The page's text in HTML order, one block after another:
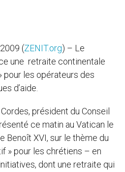
(ZENIT.org) – Le
une retraite continentale
pour les opérateurs des
d’aide.
président du Conseil
ce matin au Vatican le
Benoît XVI, sur le thème du
» pour les chrétiens – en
dont une retraite qui